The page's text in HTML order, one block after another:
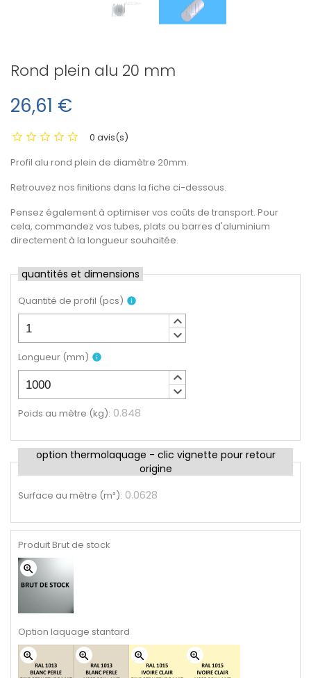
Rond plein alu 20 mm
26,61 €
0 avis(s)
Profil alu rond plein de diamètre 20mm.
Retrouvez nos finitions dans la fiche ci-dessous.
Pensez également à optimiser vos coûts de transport. Pour
cela, commandez vos tubes, plats ou barres d'aluminium
directement à la longueur souhaitée.
quantités et dimensions
Quantité de profil (pcs) info
keyboard_arrow_up
keyboard_arrow_down
Longueur (mm) info
keyboard_arrow_up
keyboard_arrow_down
Poids au mètre (kg): 0.848
option thermolaquage - clic vignette pour retour
origine
Surface au mètre (m²): 0.0628
Produit Brut de stock
zoom_in
Option laquage stantard
zoom_in zoom_in zoom_in zoom_in